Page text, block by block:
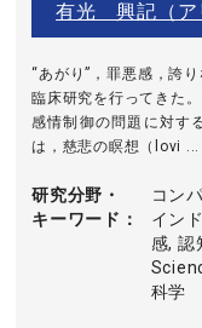
有光 興記（ア
“あがり”，罪悪感，誇
臨床研究を行ってきた
感情制御の問題に対す
は，慈悲の瞑想（lovi ...
研究分野・
キーワード
コン
イン
感,
科学